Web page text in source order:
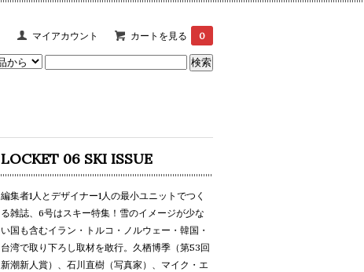
マイアカウント カートを見る 0
LOCKET 06 SKI ISSUE
編集者1人とデザイナー1人の最小ユニットでつく
る雑誌、6号はスキー特集！雪のイメージが少な
い国も含むイラン・トルコ・ノルウェー・韓国・
台湾で取り下ろし取材を敢行。久栖博季（第53回
新潮新人賞）、石川直樹（写真家）、マイク・エ